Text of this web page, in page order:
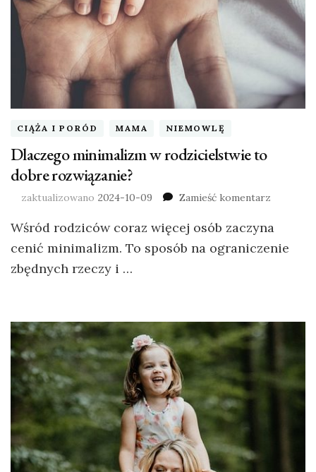
CIĄŻA I PORÓD MAMA NIEMOWLĘ
Dlaczego minimalizm w rodzicielstwie to
dobre rozwiązanie?
zaktualizowano 2024-10-09 Zamieść komentarz
Wśród rodziców coraz więcej osób zaczyna
cenić minimalizm. To sposób na ograniczenie
zbędnych rzeczy i …